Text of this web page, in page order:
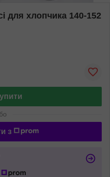
для хлопчика 140-152
з